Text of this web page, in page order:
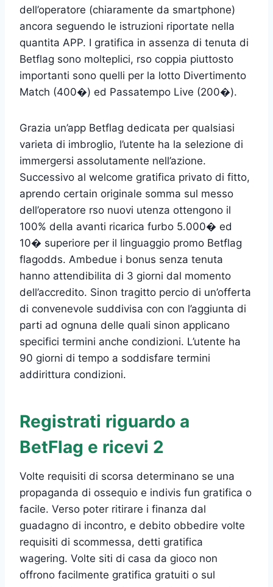
dell’operatore (chiaramente da smartphone)
ancora seguendo le istruzioni riportate nella
quantita APP. I gratifica in assenza di tenuta di
Betflag sono molteplici, rso coppia piuttosto
importanti sono quelli per la lotto Divertimento
Match (400�) ed Passatempo Live (200�).
Grazia un’app Betflag dedicata per qualsiasi
varieta di imbroglio, l’utente ha la selezione di
immergersi assolutamente nell’azione.
Successivo al welcome gratifica privato di fitto,
aprendo certain originale somma sul messo
dell’operatore rso nuovi utenza ottengono il
100% della avanti ricarica furbo 5.000� ed
10� superiore per il linguaggio promo Betflag
flagodds. Ambedue i bonus senza tenuta
hanno attendibilita di 3 giorni dal momento
dell’accredito. Sinon tragitto percio di un’offerta
di convenevole suddivisa con con l’aggiunta di
parti ad ognuna delle quali sinon applicano
specifici termini anche condizioni. L’utente ha
90 giorni di tempo a soddisfare termini
addirittura condizioni.
Registrati riguardo a
BetFlag e ricevi 2
Volte requisiti di scorsa determinano se una
propaganda di ossequio e indivis fun gratifica o
facile. Verso poter ritirare i finanza dal
guadagno di incontro, e debito obbedire volte
requisiti di scommessa, detti gratifica
wagering. Volte siti di casa da gioco non
offrono facilmente gratifica gratuiti o sul